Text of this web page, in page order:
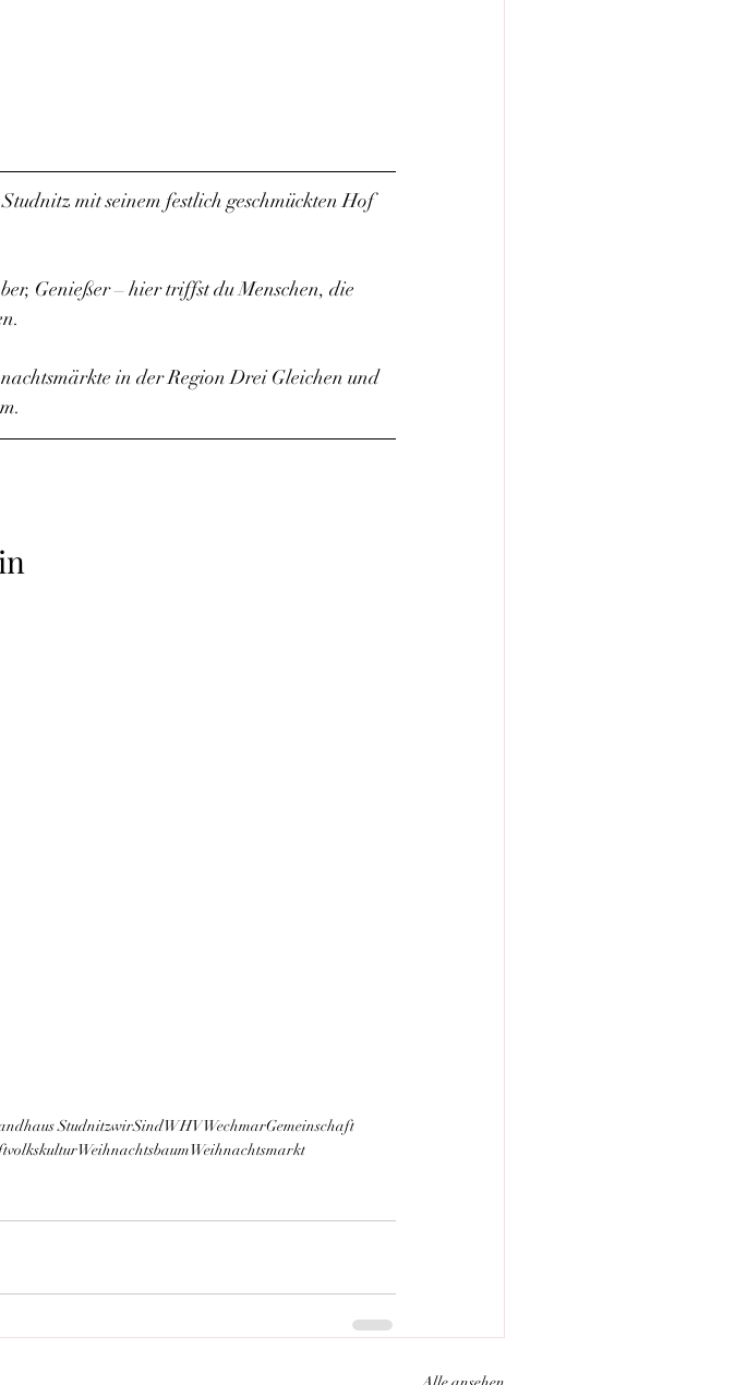
mit seinem festlich geschmückten Hof
Genießer – hier triffst du Menschen, die
in der Region Drei Gleichen und
StudnitzwirSindWHVWechmarGemeinschaft
volkskulturWeihnachtsbaumWeihnachtsmarkt